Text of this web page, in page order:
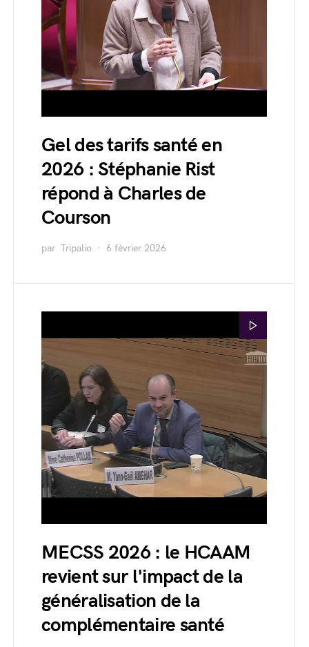
Gel des tarifs santé en
2026 : Stéphanie Rist
répond à Charles de
Courson
par Tripalio 6 février 2026
MECSS 2026 : le HCAAM
revient sur l'impact de la
généralisation de la
complémentaire santé